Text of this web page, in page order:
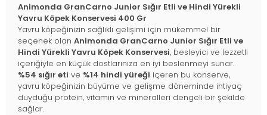
Animonda GranCarno Junior Sığır Etli ve Hindi Yürekli
Yavru Köpek Konservesi 400 Gr
Yavru köpeğinizin sağlıklı gelişimi için mükemmel bir
seçenek olan Animonda GranCarno Junior Sığır Etli ve
Hindi Yürekli Yavru Köpek Konservesi, besleyici ve lezzetli
içeriğiyle en küçük dostlarınıza en iyi beslenmeyi sunar.
%54 sığır eti ve %14 hindi yüreği içeren bu konserve,
yavru köpeğinizin büyüme ve gelişme döneminde ihtiyaç
duyduğu protein, vitamin ve mineralleri dengeli bir şekilde
sağlar.